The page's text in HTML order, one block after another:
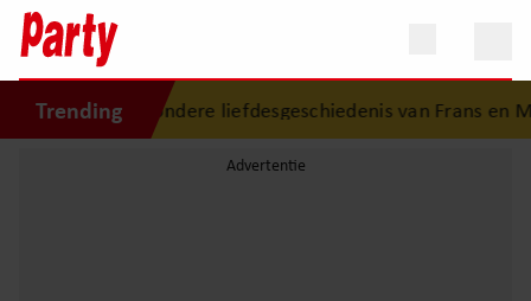
TrendingDe bijzondere liefdesgeschiedenis van Frans en